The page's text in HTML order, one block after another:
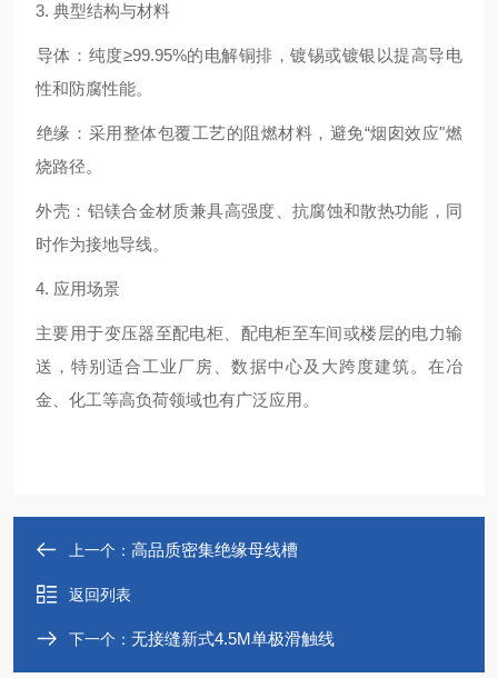
3. ‌典型结构与材料‌
‌导体‌：纯度≥99.95%的电解铜排，镀锡或镀银以提高导电
性和防腐性能。
‌绝缘‌：采用整体包覆工艺的阻燃材料，避免“烟囱效应"燃
烧路径。
‌外壳‌：铝镁合金材质兼具高强度、抗腐蚀和散热功能，同
时作为接地导线。
4. ‌应用场景‌
主要用于变压器至配电柜、配电柜至车间或楼层的电力输
送，特别适合工业厂房、数据中心及大跨度建筑。在冶
金、化工等高负荷领域也有广泛应用。
上一个： 高品质密集绝缘母线槽
返回列表
下一个： 无接缝新式4.5M单极滑触线